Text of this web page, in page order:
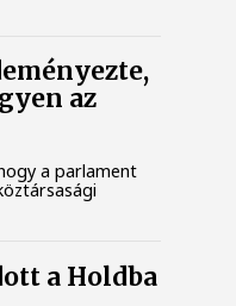
az
a parlament
a Holdba